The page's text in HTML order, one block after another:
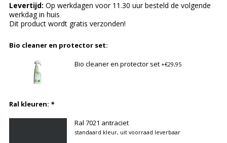
Levertijd: Op werkdagen voor 11.30 uur besteld de volgende
werkdag in huis
Dit product wordt gratis verzonden!
Bio cleaner en protector set:
Bio cleaner en protector set +€29,95
Ral kleuren: *
Ral 7021 antraciet
standaard kleur, uit voorraad leverbaar